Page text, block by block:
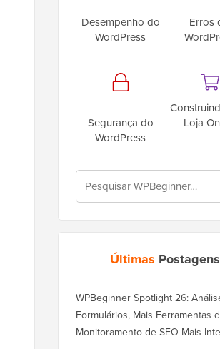
Desempenho do
WordPress
Erros
Segurança do
WordPress
Loja
Últimas Postagens
WPBeginner Spotlight 26:
Formulários, Mais Ferramentas
Monitoramento de SEO Mais